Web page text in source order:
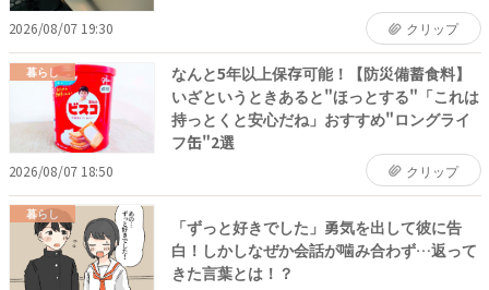
2026/08/07 19:30 クリップ
暮らし
なんと5年以上保存可能！【防災備蓄食料】
いざというときあると"ほっとする"「これは
持っとくと安心だね」おすすめ"ロングライ
フ缶"2選
2026/08/07 18:50 クリップ
暮らし
「ずっと好きでした」勇気を出して彼に告
白！しかしなぜか会話が噛み合わず…返って
きた言葉とは！？